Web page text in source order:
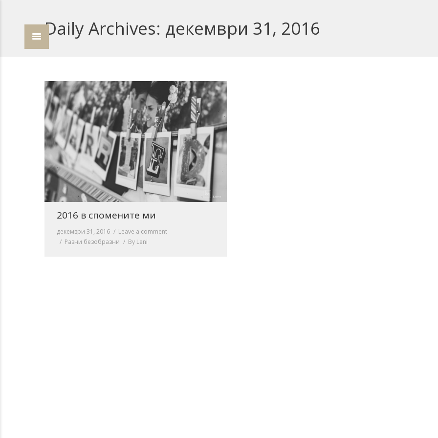
Daily Archives: декември 31, 2016
2016 в спомените ми
декември 31, 2016
Leave a comment
Разни безобразни
By Leni